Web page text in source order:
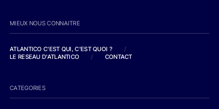
MIEUX NOUS CONNAITRE
ATLANTICO C'EST QUI, C'EST QUOI ?
/
LE RESEAU D'ATLANTICO
/ CONTACT
CATEGORIES